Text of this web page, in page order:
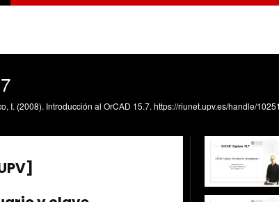
I. (2008). Introducción al OrCAD 15.7. https://riunet.upv.es/handle/